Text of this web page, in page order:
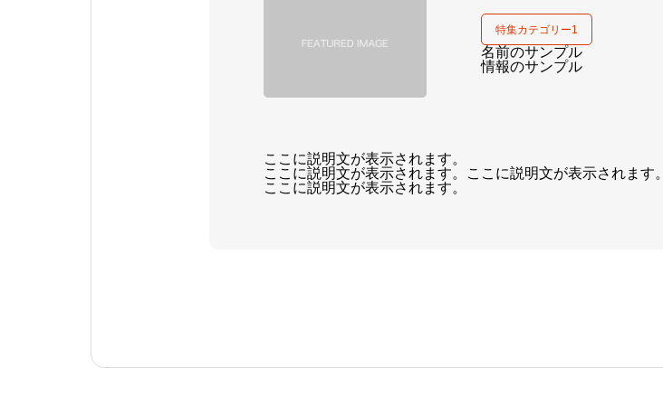
特集カテゴリー1
名前のサンプル
情報のサンプル
ここに説明文が表示されます。
ここに説明文が表示されます。ここに説明文が表示されます。
ここに説明文が表示されます。